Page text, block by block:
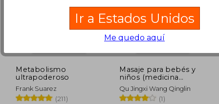
Metabolismo
ultrapoderoso
Frank Suarez
(211)
Masaje para bebés y
niños (medicina
tradicional china)
Qu Jingxi Wang Qinglin
(1)
Ir a Estados Unidos
Me quedo aquí